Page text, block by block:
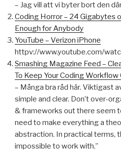
– Jag vill att vi byter bort den
Coding Horror – 24 Gigabytes
Enough for Anybody
YouTube – Verizon iPhone
httpv://www.youtube.com/
Smashing Magazine Feed –
To Keep Your Coding Workflow
– Många bra råd här. Viktigast
simple and clear. Don’t over-
& frameworks out there seem
need to make everything a
abstraction. In practical terms,
impossible to work with.”